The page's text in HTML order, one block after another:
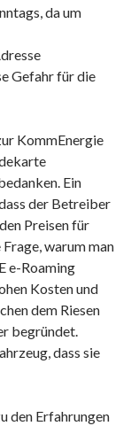
da um
Gefahr für die
KommEnergie
Ein
der Betreiber
Preisen für
warum man
e-Roaming
Kosten und
dem Riesen
begründet.
dass sie
den Erfahrungen